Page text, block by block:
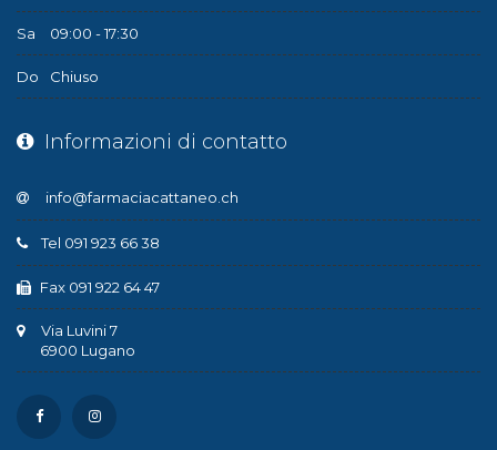
Sa 09:00 - 17:30
Do Chiuso
Informazioni di contatto
Tel 091 923 66 38
Fax 091 922 64 47
Via Luvini 7
6900 Lugano